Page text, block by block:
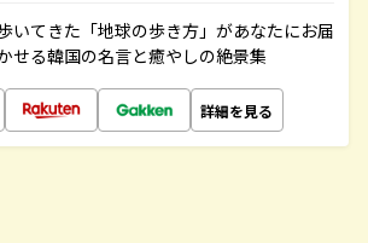
いてきた「地球の歩き方」があなたにお届
せる韓国の名言と癒やしの絶景集
詳細を見る